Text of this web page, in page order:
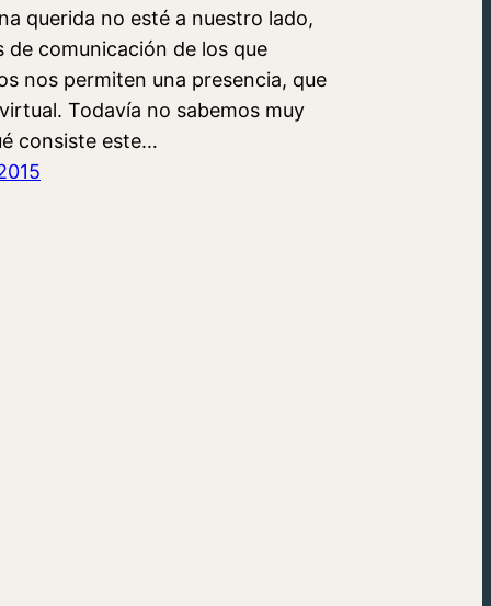
querida no esté a nuestro lado,
de comunicación de los que
nos permiten una presencia, que
Todavía no sabemos muy
consiste este…